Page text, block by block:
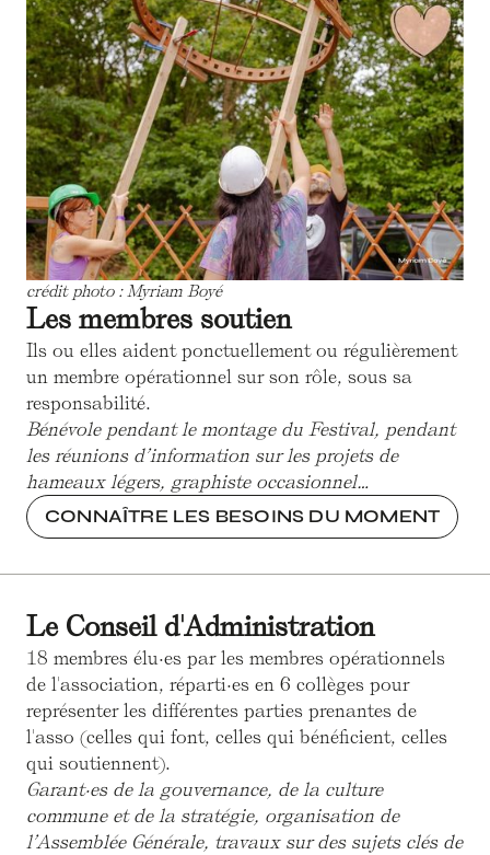
crédit photo : Myriam Boyé
Les membres soutien
Ils ou elles aident ponctuellement ou régulièrement
un membre opérationnel sur son rôle, sous sa
responsabilité.
Bénévole pendant le montage du Festival, pendant
les réunions d’information sur les projets de
hameaux légers, graphiste occasionnel…
CONNAÎTRE LES BESOINS DU MOMENT
Le Conseil d'Administration
18 membres élu·es par les membres opérationnels
de l'association, réparti·es en 6 collèges pour
représenter les différentes parties prenantes de
l'asso (celles qui font, celles qui bénéficient, celles
qui soutiennent).
Garant·es de la gouvernance, de la culture
commune et de la stratégie, organisation de
l’Assemblée Générale, travaux sur des sujets clés de